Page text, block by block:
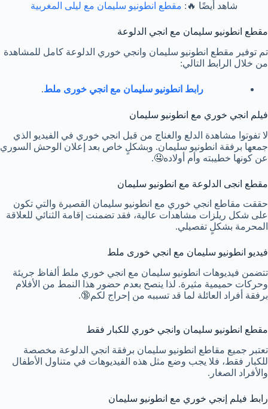
شاهد أيضًا 🔥: مقطع انطونيو سليمان مع ليلى المغربية
مقطع انطونيو سليمان مع انجي الدلوعة
تم توفير مقطع انطونيو سليمان وانجي خوري الدلوعة كامل للمشاهدة
من خلال الرابط التالي:
رابط انطونيو سليمان مع انجي خورى ملط.
فيلم انجي خوري مع انطونيو سليمان
لا تفوتوا مشاهدة الدلع والغناج من قبل انجي خوري في الفيديو الذي
جمعها برفقة انطونيو سليمان. وبشكلٍ خاص بعد إعلان الوحش السوري
عن كونها خطيبته وأم أولاده🤤.
مقطع انجى الدلوعة مع انطونيو سليمان
حققت مقاطع انجي خوري مع انطونيو سليمان القصيرة والتي تكون
على شكل ريلزات مشاهدات عالية، فقد تضمنت إقامة الثنائي للعلاقة
المحرمة بشكلٍ تفصيلي.
فيديو انطونيو سليمان مع انجي خورى ملط
تتضمن فيديوهات انطونيو سليمان مع انجي خوري ملط ألفاظ جريئة
وحركات حميمية مثيرة. لذا ينصح بعدم حضور هذا النمط من الأفلام
برفقة أفراد العائلة لما قد تسببه من إحراج لكم🔞.
مقطع انطونيو سليمان وانجي خوري للكبار فقط
تعتبر جميع مقاطع انطونيو سليمان برفقة انجي الدلوعة مخصصة
للكبار فقط، فلا يجب وضع مثل هذه الفيديوهات في متناول الأطفال
والأفراد الصغار.
رابط فيلم إنجي خوري مع انطونيو سليمان